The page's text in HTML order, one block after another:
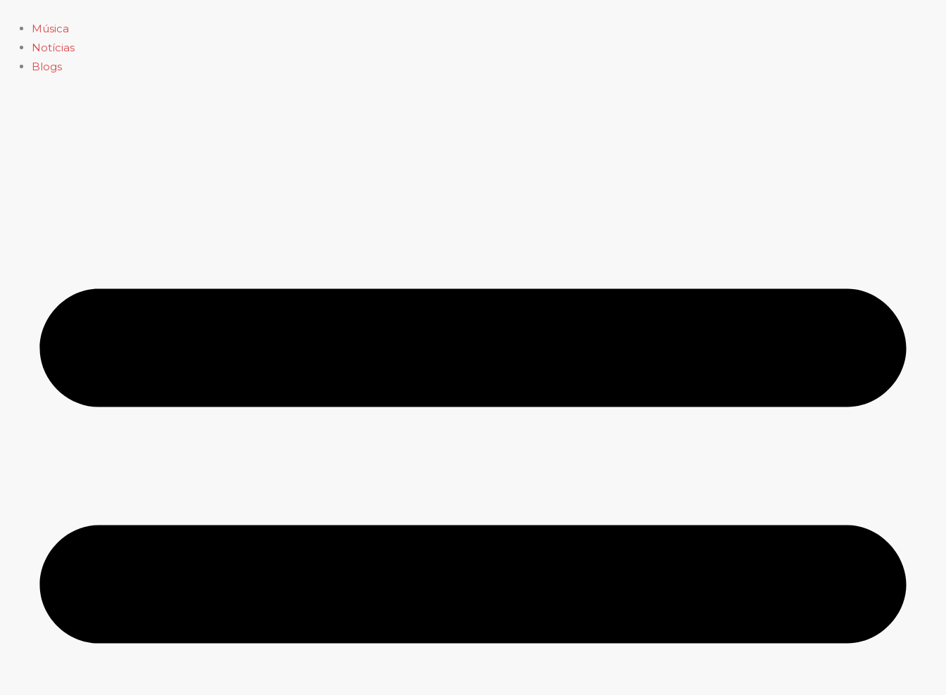
para
conteúdo
Música
Notícias
Blogs